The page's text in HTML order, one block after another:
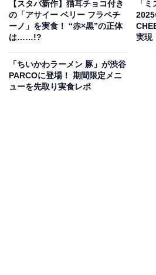
【スタバ新作】猫耳チョコ付き
の「アサイー ベリー フラペチ
ーノ」を実食！ “赤×黒”の正体
は……!?
「
実現
「ちいかわラーメン 豚」が渋谷
PARCOに登場！ 期間限定メニ
ューを先取り実食レポ